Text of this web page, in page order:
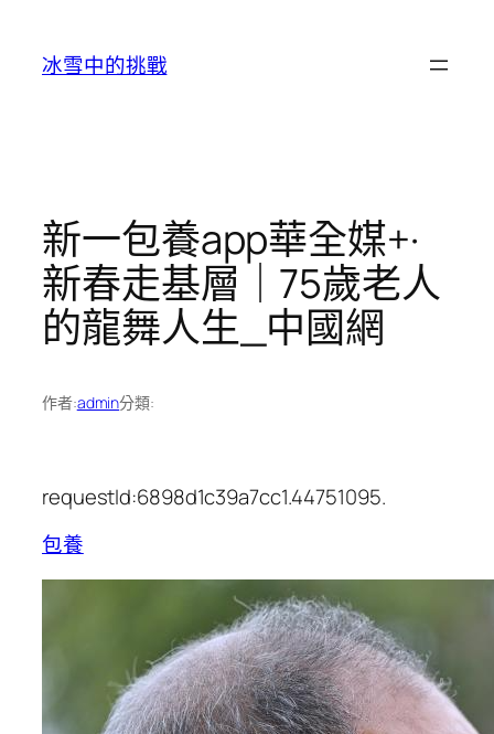
冰雪中的挑戰
新一包養app華全媒+·
新春走基層｜75歲老人
的龍舞人生_中國網
作者:admin分類:
requestId:6898d1c39a7cc1.44751095.
包養